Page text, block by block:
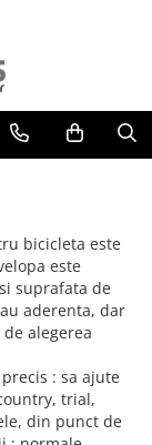
bicicleta este
este
suprafata de
aderenta, dar
alegerea
: sa ajute
trial,
din punct de